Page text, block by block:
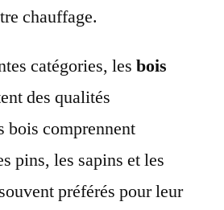
chauffage.
catégories, les bois
des qualités
bois comprennent
pins, les sapins et les
préférés pour leur